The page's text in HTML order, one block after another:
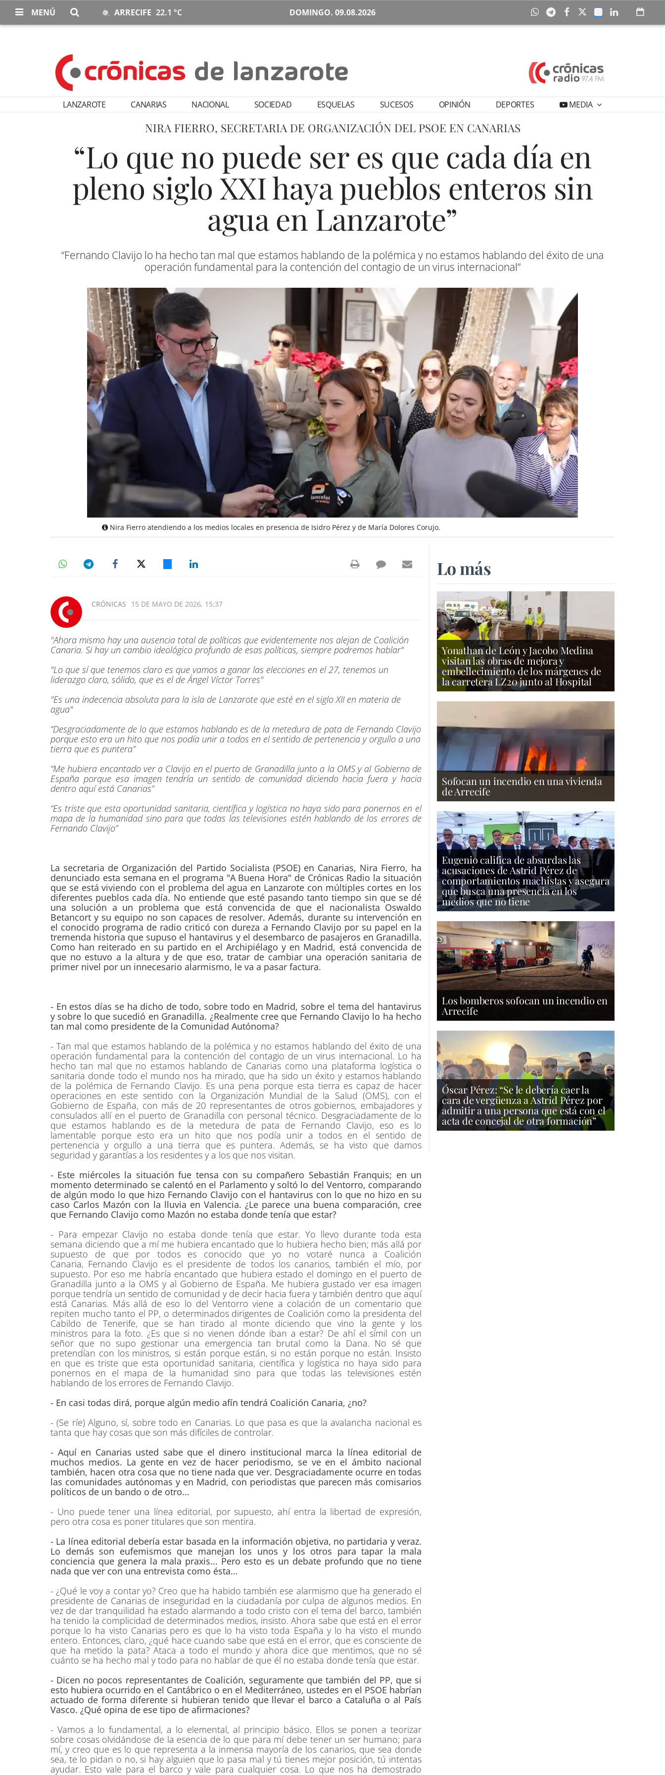
MENÚ ARRECIFE 22.1 °C DOMINGO. 09.08.2026
LANZAROTE CANARIAS NACIONAL SOCIEDAD ESQUELAS SUCESOS OPINIÓN DEPORTES MEDIA
NIRA FIERRO, SECRETARIA DE ORGANIZACIÓN DEL PSOE EN CANARIAS
“Lo que no puede ser es que cada día en
pleno siglo XXI haya pueblos enteros sin
agua en Lanzarote”
“Fernando Clavijo lo ha hecho tan mal que estamos hablando de la polémica y no estamos hablando del éxito de una
operación fundamental para la contención del contagio de un virus internacional”
Nira Fierro atendiendo a los medios locales en presencia de Isidro Pérez y de María Dolores Corujo.
CRÓNICAS 15 DE MAYO DE 2026, 15:37
"Ahora mismo hay una ausencia total de políticas que evidentemente nos alejan de Coalición
Canaria. Si hay un cambio ideológico profundo de esas políticas, siempre podremos hablar"
"Lo que sí que tenemos claro es que vamos a ganar las elecciones en el 27, tenemos un
liderazgo claro, sólido, que es el de Ángel Víctor Torres"
"Es una indecencia absoluta para la isla de Lanzarote que esté en el siglo XII en materia de
agua"
“Desgraciadamente de lo que estamos hablando es de la metedura de pata de Fernando Clavijo
porque esto era un hito que nos podía unir a todos en el sentido de pertenencia y orgullo a una
tierra que es puntera”
“Me hubiera encantado ver a Clavijo en el puerto de Granadilla junto a la OMS y al Gobierno de
España porque esa imagen tendría un sentido de comunidad diciendo hacia fuera y hacia
dentro aquí está Canarias”
“Es triste que esta oportunidad sanitaria, científica y logística no haya sido para ponernos en el
mapa de la humanidad sino para que todas las televisiones estén hablando de los errores de
Fernando Clavijo”
La secretaria de Organización del Partido Socialista (PSOE) en Canarias, Nira Fierro, ha
denunciado esta semana en el programa "A Buena Hora" de Crónicas Radio la situación
que se está viviendo con el problema del agua en Lanzarote con múltiples cortes en los
diferentes pueblos cada día. No entiende que esté pasando tanto tiempo sin que se dé
una solución a un problema que está convencida de que el nacionalista Oswaldo
Betancort y su equipo no son capaces de resolver. Además, durante su intervención en
el conocido programa de radio criticó con dureza a Fernando Clavijo por su papel en la
tremenda historia que supuso el hantavirus y el desembarco de pasajeros en Granadilla.
Como han reiterado en su partido en el Archipiélago y en Madrid, está convencida de
que no estuvo a la altura y de que eso, tratar de cambiar una operación sanitaria de
primer nivel por un innecesario alarmismo, le va a pasar factura.
- En estos días se ha dicho de todo, sobre todo en Madrid, sobre el tema del hantavirus
y sobre lo que sucedió en Granadilla. ¿Realmente cree que Fernando Clavijo lo ha hecho
tan mal como presidente de la Comunidad Autónoma?
- Tan mal que estamos hablando de la polémica y no estamos hablando del éxito de una
operación fundamental para la contención del contagio de un virus internacional. Lo ha
hecho tan mal que no estamos hablando de Canarias como una plataforma logística o
sanitaria donde todo el mundo nos ha mirado, que ha sido un éxito y estamos hablando
de la polémica de Fernando Clavijo. Es una pena porque esta tierra es capaz de hacer
operaciones en este sentido con la Organización Mundial de la Salud (OMS), con el
Gobierno de España, con más de 20 representantes de otros gobiernos, embajadores y
consulados allí en el puerto de Granadilla con personal técnico. Desgraciadamente de lo
que estamos hablando es de la metedura de pata de Fernando Clavijo, eso es lo
lamentable porque esto era un hito que nos podía unir a todos en el sentido de
pertenencia y orgullo a una tierra que es puntera. Además, se ha visto que damos
seguridad y garantías a los residentes y a los que nos visitan.
- Este miércoles la situación fue tensa con su compañero Sebastián Franquis; en un
momento determinado se calentó en el Parlamento y soltó lo del Ventorro, comparando
de algún modo lo que hizo Fernando Clavijo con el hantavirus con lo que no hizo en su
caso Carlos Mazón con la lluvia en Valencia. ¿Le parece una buena comparación, cree
que Fernando Clavijo como Mazón no estaba donde tenía que estar?
- Para empezar Clavijo no estaba donde tenía que estar. Yo llevo durante toda esta
semana diciendo que a mí me hubiera encantado que lo hubiera hecho bien; más allá por
supuesto de que por todos es conocido que yo no votaré nunca a Coalición
Canaria, Fernando Clavijo es el presidente de todos los canarios, también el mío, por
supuesto. Por eso me habría encantado que hubiera estado el domingo en el puerto de
Granadilla junto a la OMS y al Gobierno de España. Me hubiera gustado ver esa imagen
porque tendría un sentido de comunidad y de decir hacia fuera y también dentro que aquí
está Canarias. Más allá de eso lo del Ventorro viene a colación de un comentario que
repiten mucho tanto el PP, o determinados dirigentes de Coalición como la presidenta del
Cabildo de Tenerife, que se han tirado al monte diciendo que vino la gente y los
ministros para la foto. ¿Es que si no vienen dónde iban a estar? De ahí el símil con un
señor que no supo gestionar una emergencia tan brutal como la Dana. No sé que
pretendían con los ministros, si están porque están, si no están porque no están. Insisto
en que es triste que esta oportunidad sanitaria, científica y logística no haya sido para
ponernos en el mapa de la humanidad sino para que todas las televisiones estén
hablando de los errores de Fernando Clavijo.
- En casi todas dirá, porque algún medio afín tendrá Coalición Canaria, ¿no?
- (Se ríe) Alguno, sí, sobre todo en Canarias. Lo que pasa es que la avalancha nacional es
tanta que hay cosas que son más difíciles de controlar.
- Aquí en Canarias usted sabe que el dinero institucional marca la línea editorial de
muchos medios. La gente en vez de hacer periodismo, se ve en el ámbito nacional
también, hacen otra cosa que no tiene nada que ver. Desgraciadamente ocurre en todas
las comunidades autónomas y en Madrid, con periodistas que parecen más comisarios
políticos de un bando o de otro...
- Uno puede tener una línea editorial, por supuesto, ahí entra la libertad de expresión,
pero otra cosa es poner titulares que son mentira.
- La línea editorial debería estar basada en la información objetiva, no partidaria y veraz.
Lo demás son eufemismos que manejan los unos y los otros para tapar la mala
conciencia que genera la mala praxis... Pero esto es un debate profundo que no tiene
nada que ver con una entrevista como ésta...
- ¿Qué le voy a contar yo? Creo que ha habido también ese alarmismo que ha generado el
presidente de Canarias de inseguridad en la ciudadanía por culpa de algunos medios. En
vez de dar tranquilidad ha estado alarmando a todo cristo con el tema del barco, también
ha tenido la complicidad de determinados medios, insisto. Ahora sabe que está en el error
porque lo ha visto Canarias pero es que lo ha visto toda España y lo ha visto el mundo
entero. Entonces, claro, ¿qué hace cuando sabe que está en el error, que es consciente de
que ha metido la pata? Ataca a todo el mundo y ahora dice que mentimos, que no sé
cuánto se ha hecho mal y todo para no hablar de que él no estaba donde tenía que estar.
- Dicen no pocos representantes de Coalición, seguramente que también del PP, que si
esto hubiera ocurrido en el Cantábrico o en el Mediterráneo, ustedes en el PSOE habrían
actuado de forma diferente si hubieran tenido que llevar el barco a Cataluña o al País
Vasco. ¿Qué opina de ese tipo de afirmaciones?
- Vamos a lo fundamental, a lo elemental, al principio básico. Ellos se ponen a teorizar
sobre cosas olvidándose de la esencia de lo que para mí debe tener un ser humano; para
mí, y creo que es lo que representa a la inmensa mayoría de los canarios, que sea donde
sea, te lo pidan o no, si hay alguien que lo pasa mal y tú tienes mejor posición, tú intentas
ayudar. Esto vale para el barco y vale para cualquier cosa. Lo que nos ha demostrado
Lo más
Yonathan de León y Jacobo Medina
visitan las obras de mejora y
embellecimiento de los márgenes de
la carretera LZ20 junto al Hospital
Sofocan un incendio en una vivienda
de Arrecife
Eugenio califica de absurdas las
acusaciones de Astrid Pérez de
comportamientos machistas y asegura
que busca una presencia en los
medios que no tiene
Los bomberos sofocan un incendio en
Arrecife
Óscar Pérez: “Se le debería caer la
cara de vergüenza a Astrid Pérez por
admitir a una persona que está con el
acta de concejal de otra formación”